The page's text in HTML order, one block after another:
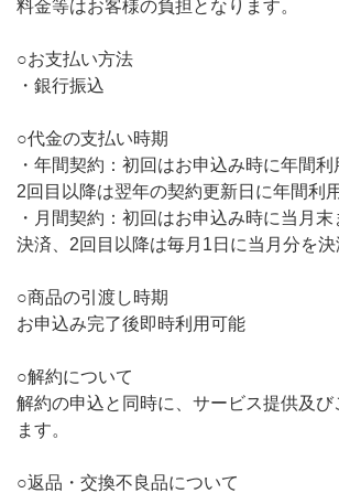
料金等はお客様の負担となります。
○お支払い方法
・銀行振込
○代金の支払い時期
・年間契約：初回はお申込み時に年間利
2回目以降は翌年の契約更新日に年間利
・月間契約：初回はお申込み時に当月
決済、2回目以降は毎月1日に当月分を決
○商品の引渡し時期
お申込み完了後即時利用可能
○解約について
解約の申込と同時に、サービス提供及び
ます。
○返品・交換不良品について